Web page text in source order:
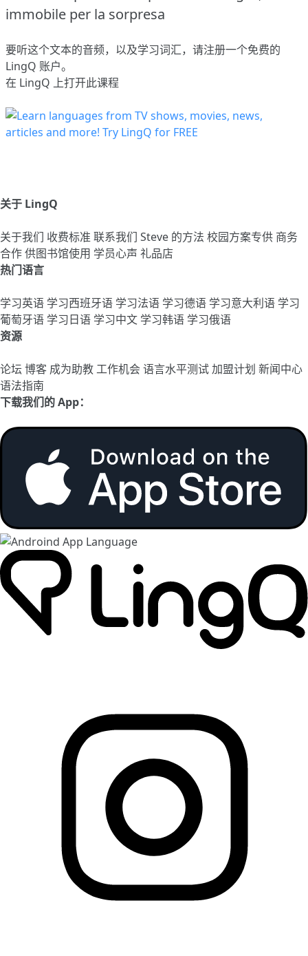
immobile per la sorpresa
要听这个文本的音频，以及学习词汇，请注册一个免费的
LingQ 账户。
在 LingQ 上打开此课程
关于 LingQ
关于我们 收费标准 联系我们 Steve 的方法 校园方案专供 商务
合作供图书馆使用 学员心声 礼品店
热门语言
学习英语 学习西班牙语 学习法语 学习德语 学习意大利语 学习
葡萄牙语 学习日语 学习中文 学习韩语 学习俄语
资源
论坛 博客 成为助教工作机会语言水平测试加盟计划 新闻中心
语法指南
下载我们的 App：